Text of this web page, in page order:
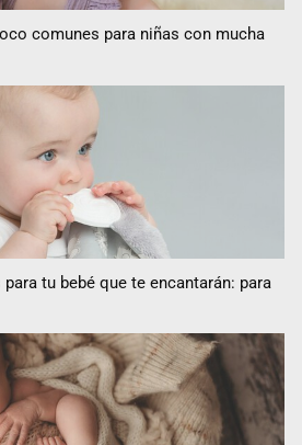
comunes para niñas con mucha
tu bebé que te encantarán: para